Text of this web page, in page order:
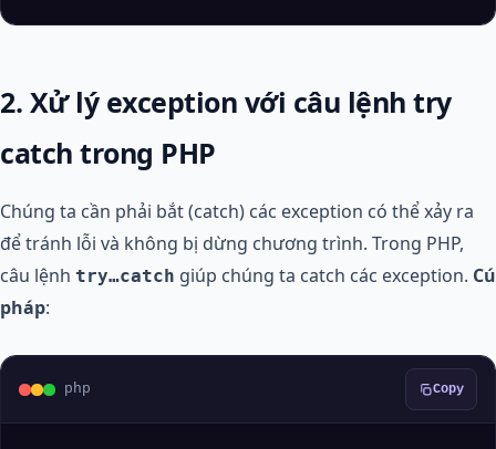
2. Xử lý exception với câu lệnh try
catch trong PHP
Chúng ta cần phải bắt (catch) các exception có thể xảy ra
để tránh lỗi và không bị dừng chương trình. Trong PHP,
câu lệnh try…catch giúp chúng ta catch các exception. Cú
pháp:
php Copy